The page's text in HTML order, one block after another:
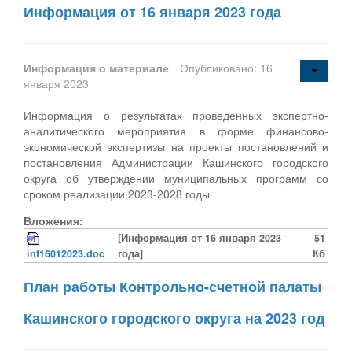
Информация от 16 января 2023 года
Информация о материале
Опубликовано: 16
января 2023
Информация о результатах проведенных экспертно-
аналитического мероприятия в форме финансово-
экономической экспертизы на проекты постановлений и
постановления Администрации Кашинского городского
округа об утверждении муниципальных программ со
сроком реализации 2023-2028 годы
Вложения:
inf16012023.doc
[Информация от 16 января 2023
года]
51
Кб
План работы Контрольно-счетной палаты
Кашинского городского округа на 2023 год